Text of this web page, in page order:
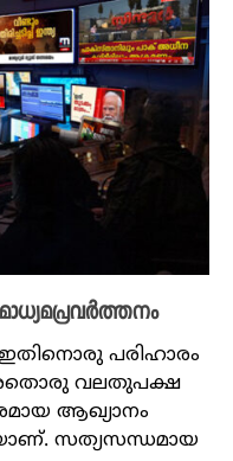
പരിഹാരം
വലതുപക്ഷ
ആഖ്യാനം
സത്യസന്ധമായ